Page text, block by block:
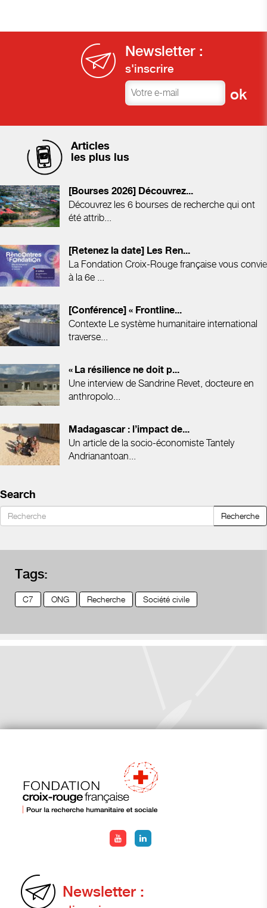
Newsletter :
s'inscrire
Articles
les plus lus
[Bourses 2026] Découvrez...
Découvrez les 6 bourses de recherche qui ont
été attrib...
[Retenez la date] Les Ren...
La Fondation Croix-Rouge française vous convie
à la 6e ...
[Conférence] « Frontline...
Contexte Le système humanitaire international
traverse...
« La résilience ne doit p...
Une interview de Sandrine Revet, docteure en
anthropolo...
Madagascar : l’impact de...
Un article de la socio-économiste Tantely
Andrianantoan...
Search
Recherche
Tags:
C7 ONG Recherche Société civile
Newsletter :